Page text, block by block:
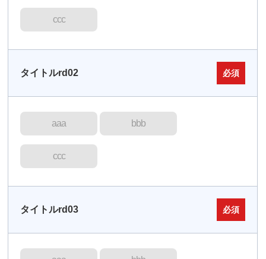
ccc
タイトルrd02 必須
aaa bbb
ccc
タイトルrd03 必須